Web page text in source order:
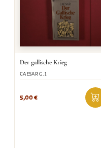
Der gallische Krieg
CAESAR G.J.
5,00€